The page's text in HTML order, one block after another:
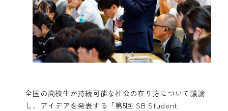
全国の高校生が持続可能な社会の在り方について議論
し、アイデアを発表する「第5回 SB Student